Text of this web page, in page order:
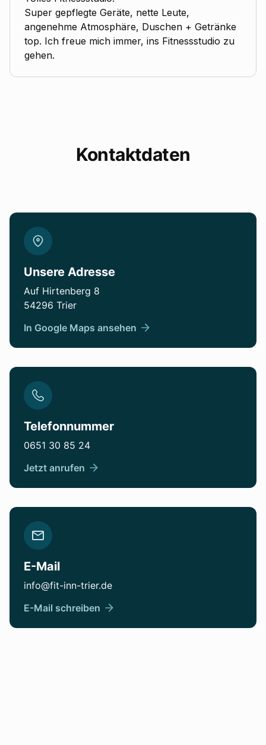
Super gepflegte Geräte, nette Leute,
angenehme Atmosphäre, Duschen + Getränke
top. Ich freue mich immer, ins Fitnessstudio zu
gehen.
Kontaktdaten
Unsere Adresse
Auf Hirtenberg 8
54296 Trier
In Google Maps ansehen
Telefonnummer
0651 30 85 24
Jetzt anrufen
E-Mail
info@fit-inn-trier.de
E-Mail schreiben